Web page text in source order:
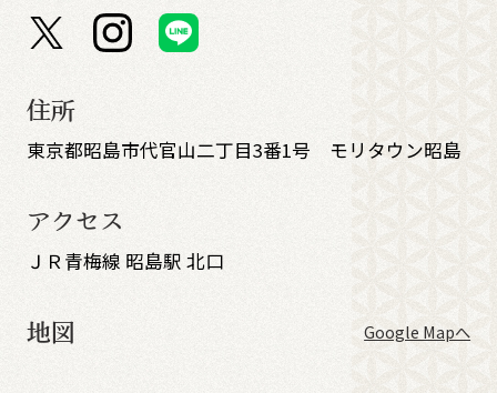
住所
東京都昭島市代官山二丁目3番1号 モリタウン昭島
アクセス
ＪＲ青梅線 昭島駅 北口
地図 Google Mapへ